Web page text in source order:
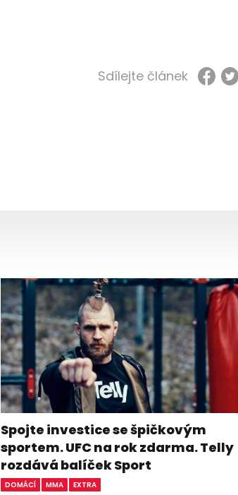
Sdílejte článek
Spojte investice se špičkovým
sportem. UFC na rok zdarma. Telly
rozdává balíček Sport
DOMÁCÍ MMA EXTRA